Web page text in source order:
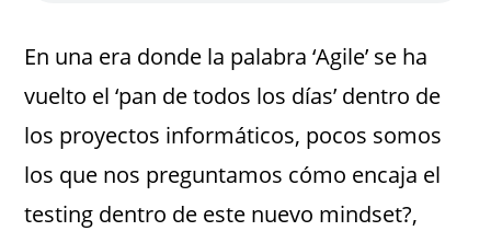
En una era donde la palabra ‘Agile’ se ha
vuelto el ‘pan de todos los días’ dentro de
los proyectos informáticos, pocos somos
los que nos preguntamos cómo encaja el
testing dentro de este nuevo mindset?,